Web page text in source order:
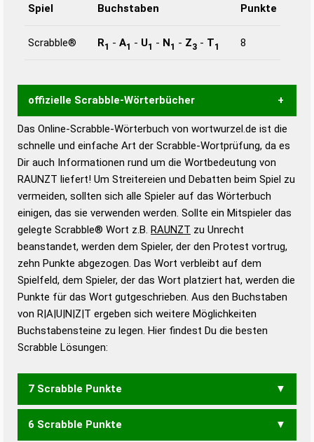
Spiel Buchstaben Punkte
Scrabble® R1 - A1 - U1 - N1 - Z3 - T1 8
offizielle Scrabble-Wörterbücher
Wortwurzel liefert mit Hilfe eines semantischen
Wortanalyse-Algorithmus gute Anhaltspunkte zu
Wortbedeutung, Worttrennung und Wortform, um die
Gültigkeit eines Wortes für das Scrabble-Spiel zu
bestimmen!
zugelassene Turnier Scrabble-
Wörterbücher sind:
Duden – Standardwerk in 12 Bänden
Duden – Richtiges und gutes
Deutsch
Duden – Die deutsche Grammatik
Duden – Deutsches
Das Online-Scrabble-Wörterbuch von wortwurzel.de ist die
schnelle und einfache Art der Scrabble-Wortprüfung, da es
Dir auch Informationen rund um die Wortbedeutung von
RAUNZT liefert! Um Streitereien und Debatten beim Spiel zu
vermeiden, sollten sich alle Spieler auf das Wörterbuch
einigen, das sie verwenden werden. Sollte ein Mitspieler das
gelegte Scrabble® Wort z.B. RAUNZT zu Unrecht
beanstandet, werden dem Spieler, der den Protest vortrug,
zehn Punkte abgezogen. Das Wort verbleibt auf dem
Spielfeld, dem Spieler, der das Wort platziert hat, werden die
Punkte für das Wort gutgeschrieben. Aus den Buchstaben
von R|A|U|N|Z|T ergeben sich weitere Möglichkeiten
Buchstabensteine zu legen. Hier findest Du die besten
Scrabble Lösungen:
7 Scrabble Punkte
AZURN RANZT
6 Scrabble Punkte